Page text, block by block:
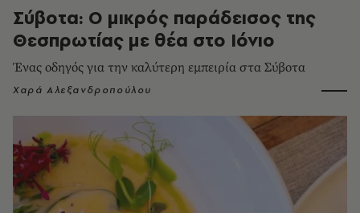
Σύβοτα: Ο μικρός παράδεισος της
Θεσπρωτίας με θέα στο Ιόνιο
Ένας οδηγός για την καλύτερη εμπειρία στα Σύβοτα
Χαρά Αλεξανδροπούλου